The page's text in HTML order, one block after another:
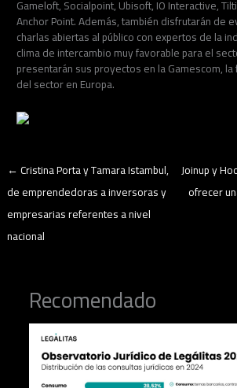
Gameloft, Socialpoint, Ubisoft, IO Interactive,
Anchor Point. Además, también disfrutarán de
charlas abiertas al público con expertos de la
clima de intercambio muy favorable para el
presentarán sus proyectos en la Gamescom,
del sector en Europa.
←Cristina Porta y Tamara Istambul,
de emprendedoras a inversoras y
empresarias referentes a nivel
nacional
Joinup y
ofrecer
Recomendado